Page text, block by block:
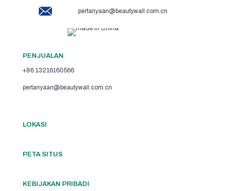
pertanyaan@beautywall.com.cn
PENJUALAN
+86 13216160566
pertanyaan@beautywall.com.cn
LOKASI
PETA SITUS
KEBIJAKAN PRIBADI